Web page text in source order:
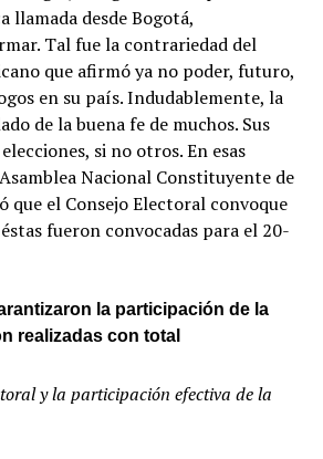
llamada desde Bogotá,
Tal fue la contrariedad del
que afirmó ya no poder, futuro,
en su país. Indudablemente, la
de la buena fe de muchos. Sus
si no otros. En esas
Nacional Constituyente de
que el Consejo Electoral convoque
fueron convocadas para el 20-
la participación de la
realizadas con total
y la participación efectiva de la